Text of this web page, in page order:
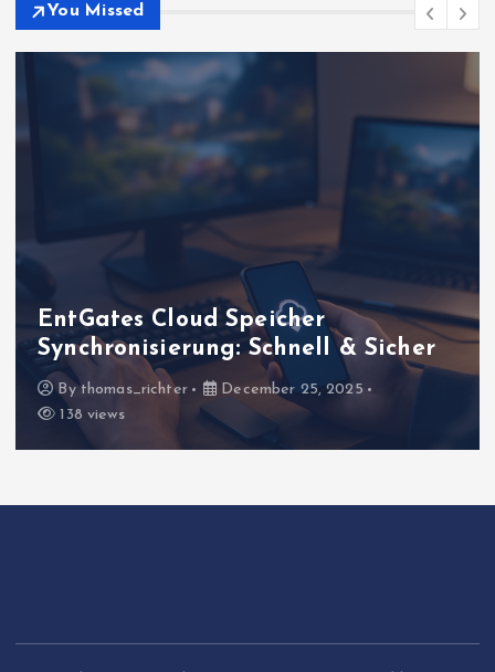
You Missed
EntGates
für maximale Gaming-
Bythomas_richter
December 25, 2025
120 views